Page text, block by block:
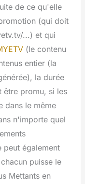
de ce qu'elle
(qui doit
...) et qui
(le contenu
entier (la
la durée
être promu, si les
dans le même
n'importe quel
peut également
puisse le
Mettants en